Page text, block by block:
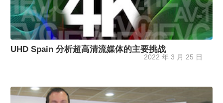
UHD Spain 分析超高清流媒体的主要挑战
2022 年 3 月 25 日